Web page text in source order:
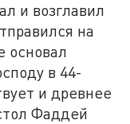
и возглавил
на
основал
в 44-
и древнее
Фаддей